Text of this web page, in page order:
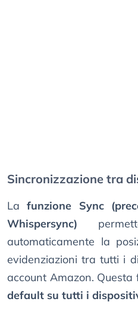
Sincronizzazione tra
Lafunzione Sync
Whispersync)
automaticamente la
evidenziazioni tra tutti i
account Amazon. Questa
default su tutti i